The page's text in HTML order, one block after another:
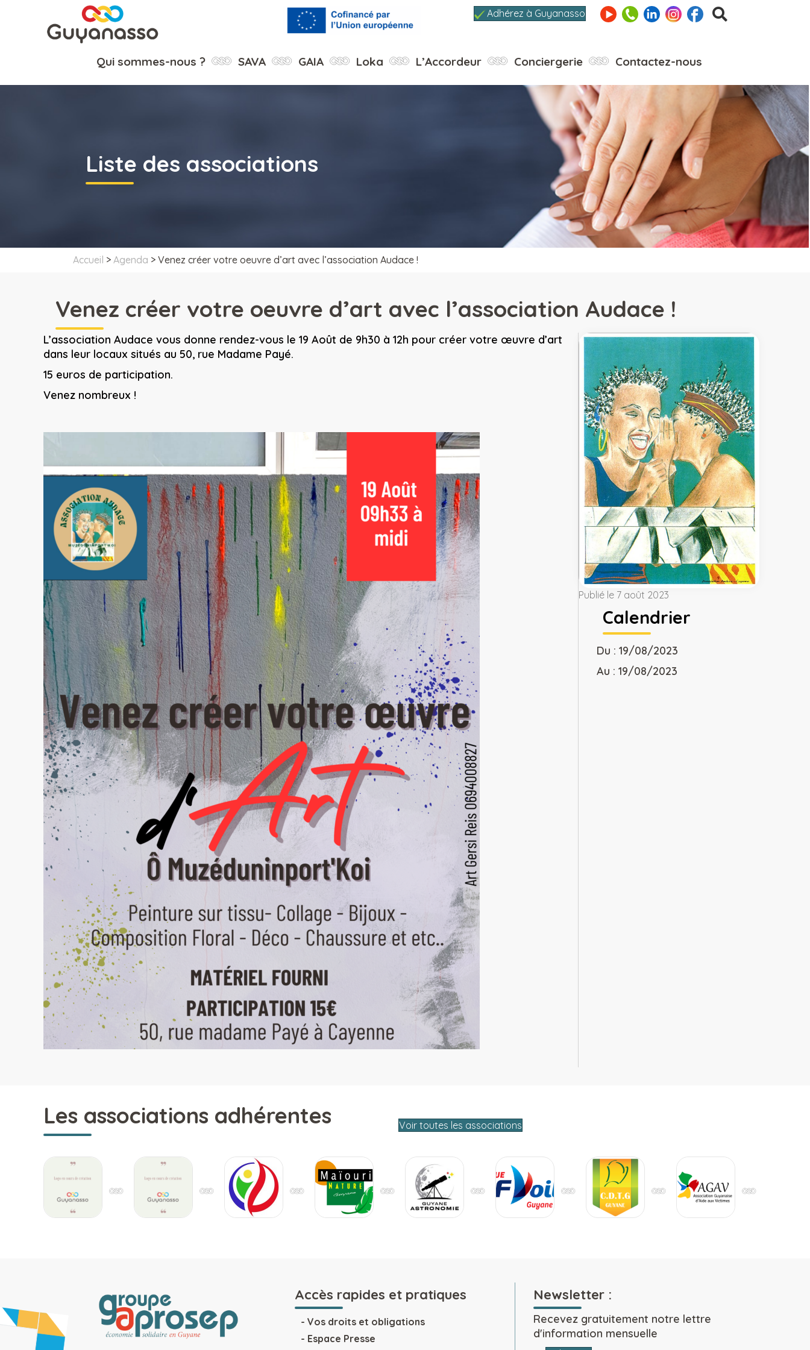
Adhérez à Guyanasso
Qui sommes-nous ? SAVA GAIA Loka L’Accordeur Conciergerie Contactez-nous
Liste des associations
Accueil > Agenda > Venez créer votre oeuvre d’art avec l’association Audace !
Venez créer votre oeuvre d’art avec l’association Audace !
L’association Audace vous donne rendez-vous le 19 Août de 9h30 à 12h pour créer votre œuvre d’art
dans leur locaux situés au 50, rue Madame Payé.
15 euros de participation.
Venez nombreux !
Publié le 7 août 2023
Calendrier
Du : 19/08/2023
Au : 19/08/2023
Les associations adhérentes Voir toutes les associations
Accès rapides et pratiques
Vos droits et obligations
Espace Presse
Newsletter :
Recevez gratuitement notre lettre
d'information mensuelle